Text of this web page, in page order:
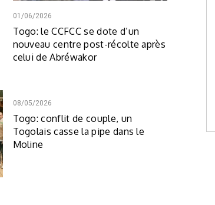
01/06/2026
Togo: le CCFCC se dote d’un
nouveau centre post-récolte après
celui de Abréwakor
08/05/2026
Togo: conflit de couple, un
Togolais casse la pipe dans le
Moline